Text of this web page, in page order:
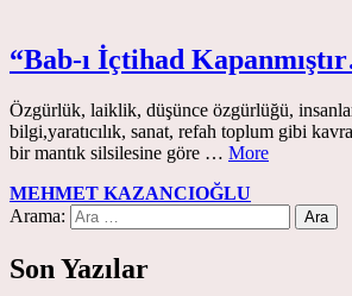
“Bab-ı İçtihad
Özgürlük, laiklik, düşünce özgürlüğü,
bilgi,yaratıcılık, sanat, refah toplum gibi
bir mantık silsilesine göre … More
MEHMET KAZANCIOĞLU
Arama:
Son Yazılar